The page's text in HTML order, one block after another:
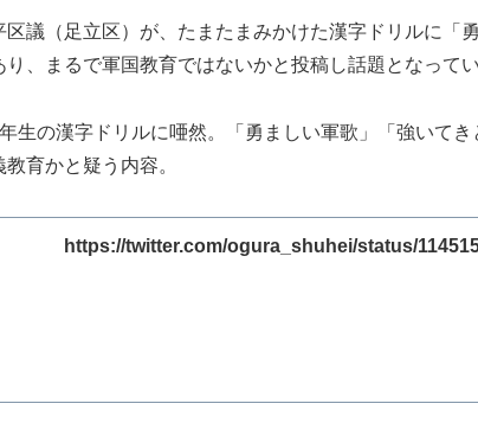
議（足立区）が、たまたまみかけた漢字ドリルに「
、まるで軍国教育ではないかと投稿し話題となってい
生の漢字ドリルに唖然。「勇ましい軍歌」「強いてき
育かと疑う内容。
https://twitter.com/ogura_shuhei/status/